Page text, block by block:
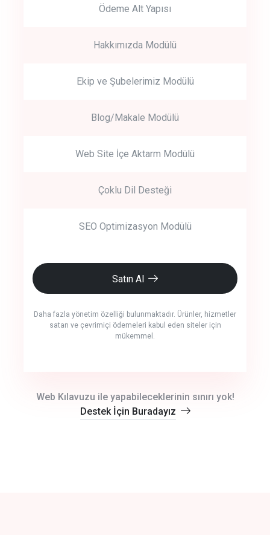
Ödeme Alt Yapısı
Hakkımızda Modülü
Ekip ve Şubelerimiz Modülü
Blog/Makale Modülü
Web Site İçe Aktarm Modülü
Çoklu Dil Desteği
SEO Optimizasyon Modülü
Satın Al
Daha fazla yönetim özelliği bulunmaktadır. Ürünler, hizmetler
satan ve çevrimiçi ödemeleri kabul eden siteler için
mükemmel.
Web Kılavuzu ile yapabileceklerinin sınırı yok!
Destek İçin Buradayız